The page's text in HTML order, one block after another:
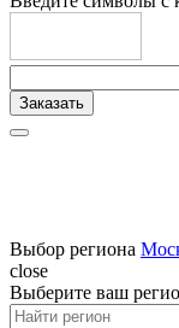
Выбор региона
close
Выберите ваш